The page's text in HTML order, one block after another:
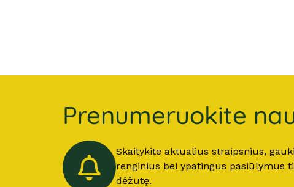
Prenumeruokite
Skaitykite aktualius straipsnius,
renginius bei ypatingus pasiūlymus
dėžutę.